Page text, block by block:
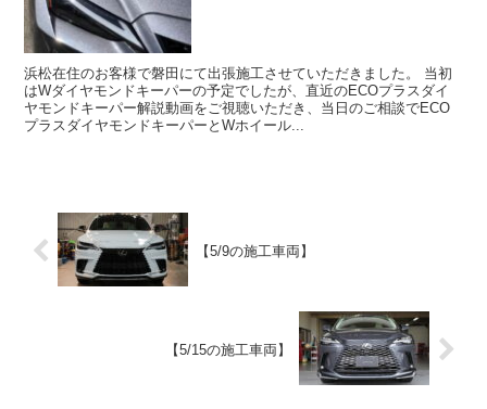
浜松在住のお客様で磐田にて出張施工させていただきました。 当初
はWダイヤモンドキーパーの予定でしたが、直近のECOプラスダイ
ヤモンドキーパー解説動画をご視聴いただき、当日のご相談でECO
プラスダイヤモンドキーパーとWホイール...
【5/9の施工車両】
【5/15の施工車両】